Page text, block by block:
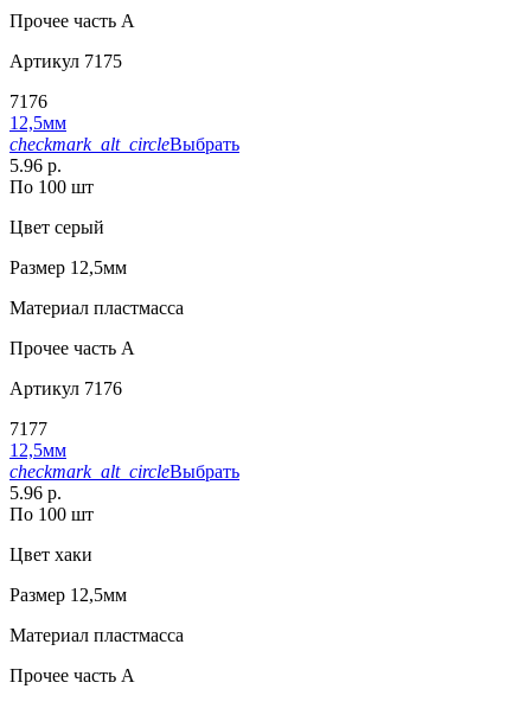
Прочее часть A
Артикул 7175
7176
12,5мм
checkmark_alt_circleВыбрать
5.96 р.
По 100 шт
Цвет серый
Размер 12,5мм
Материал пластмасса
Прочее часть A
Артикул 7176
7177
12,5мм
checkmark_alt_circleВыбрать
5.96 р.
По 100 шт
Цвет хаки
Размер 12,5мм
Материал пластмасса
Прочее часть A